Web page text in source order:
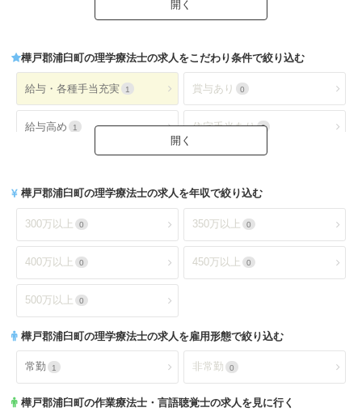
病院（外来） 病院（精神科）
病院(地域包括ケア) 0 クリニック全て 0
デイケア(精神科) デイケア 0
デイサービス 訪問看護・リハ
介護老人保健施設
サービス付き高齢者向け住
0 有料老人ホーム 0
ショートステイ 0 小規模多機能 0
樺戸郡浦臼町の理学療法士の求人をこだわり条件で絞り込む
給与・各種手当充実 1 賞与あり 0
給与高め 1 住宅手当あり 0
就業時間・休日が魅力 土日休み
日祝休み 0 土日祝休み 0
残業少なめ 1 年間休日110日以上 0
年間休日120日以上 0
福利厚生充実 社会保険完備
樺戸郡浦臼町 の理学療法士の求人を年収で絞り込む
300万以上 0 350万以上 0
400万以上 0 450万以上 0
500万以上 0
樺戸郡浦臼町の理学療法士の求人を雇用形態で絞り込む
常勤 1 非常勤 0
樺戸郡浦臼町の作業療法士・言語聴覚士の求人を見に行く